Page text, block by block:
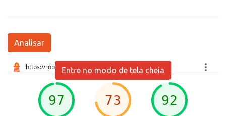
Analisar
Entre no modo de tela cheia